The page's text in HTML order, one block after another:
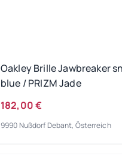
Oakley Brille Jawbreaker
blue / PRIZM Jade
182,00 €
9990 Nußdorf Debant, Österreich